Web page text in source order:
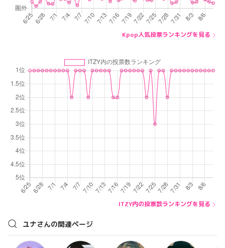
Kpop人気投票ランキングを見る
ITZY内の投票数ランキングを見る
ユナさんの関連ページ